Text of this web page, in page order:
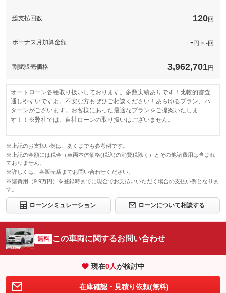
ロードサー
修理回数・
上限金額
価格（税込）が５０万円以下の場合は上限を５０万円（税込）ま
ールについて、本保証に基づき保証修理を行う責任を負わないも
のとします。
保証修理受
付先
グー保証サポートデスク
保証修理受
ロードサー
ビスの有無
-
このパックの見積もり依頼（無料）
総支払回数 120回
ボーナス月加算金額 -円 × -回
割賦販売価格 3,962,701円
オートローン各種取り扱いしております。多数実績ありです！比較的審査
通しやすいですよ。不安な方もぜひご相談ください！あらゆるプラン、パ
ターンがございます。お客様にあった最適なプランをご提案いたしま
す！！※弊社では、自社ローンの取り扱いはございません。
※上記のお支払い例は、あくまでも参考例です。
※上記の金額には税金（車両本体価格(税込)の消費税除く）とその他諸費用は含まれ
ておりません。
※詳しくは、各販売店までお問い合わせください。
※諸費用（9.9万円）を登録時までに現金でお支払いいただく場合の支払い例となりま
す。
ローンシミュレーション ローンについて相談する
無料 この車両に関するお問い合わせ
現在0人が検討中
在庫確認・見積り依頼(無料)